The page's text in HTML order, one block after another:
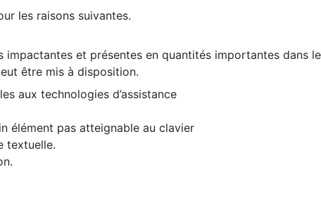
les raisons suivantes.
et présentes en quantités importantes dans
être mis à disposition.
aux technologies d’assistance
élément pas atteignable au clavier
textuelle.